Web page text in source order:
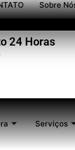
Sobre
24 Horas
Serviços